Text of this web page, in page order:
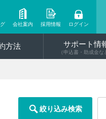
会社案内 採用情報 ログイン
方法 サポート情
（申込書・助成金な
絞り込み検索